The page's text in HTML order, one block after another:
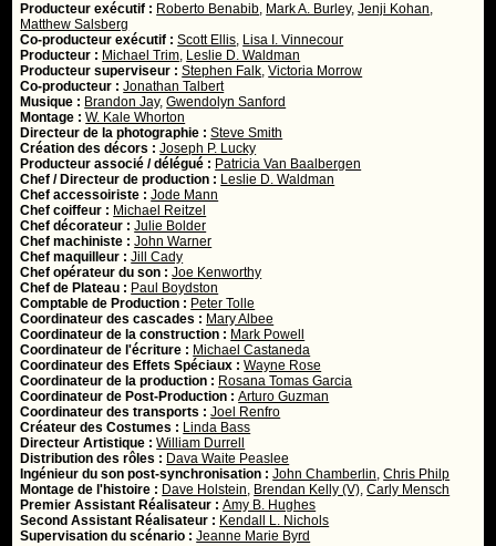
Producteur exécutif : Roberto Benabib, Mark A. Burley,Jenji Kohan,
Matthew Salsberg
Co-producteur exécutif :Scott Ellis, Lisa I. Vinnecour
Producteur : Michael Trim, Leslie D. Waldman
Producteur superviseur :Stephen Falk,Victoria Morrow
Co-producteur :Jonathan Talbert
Musique : Brandon Jay,Gwendolyn Sanford
Montage :W. Kale Whorton
Directeur de la photographie :Steve Smith
Création des décors :Joseph P. Lucky
Producteur associé / délégué : Patricia Van Baalbergen
Chef / Directeur de production : Leslie D. Waldman
Chef accessoiriste :Jode Mann
Chef coiffeur : Michael Reitzel
Chef décorateur :Julie Bolder
Chef machiniste :John Warner
Chef maquilleur :Jill Cady
Chef opérateur du son :Joe Kenworthy
Chef de Plateau : Paul Boydston
Comptable de Production : Peter Tolle
Coordinateur des cascades : Mary Albee
Coordinateur de la construction : Mark Powell
Coordinateur de l'écriture : Michael Castaneda
Coordinateur des Effets Spéciaux :Wayne Rose
Coordinateur de la production : Rosana Tomas Garcia
Coordinateur de Post-Production :Arturo Guzman
Coordinateur des transports :Joel Renfro
Créateur des Costumes : Linda Bass
Directeur Artistique :William Durrell
Distribution des rôles : Dava Waite Peaslee
Ingénieur du son post-synchronisation :John Chamberlin,Chris Philp
Montage de l'histoire : Dave Holstein, Brendan Kelly (V),Carly Mensch
Premier Assistant Réalisateur :Amy B. Hughes
Second Assistant Réalisateur : Kendall L. Nichols
Supervisation du scénario :Jeanne Marie Byrd